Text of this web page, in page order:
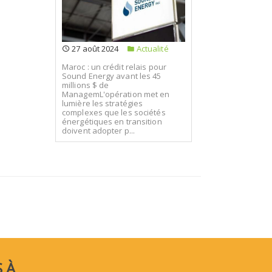
27 août 2024
Actualité
Maroc : un crédit relais pour
Sound Energy avant les 45
millions $ de
ManagemL'opération met en
lumière les stratégies
complexes que les sociétés
énergétiques en transition
doivent adopter p...
À